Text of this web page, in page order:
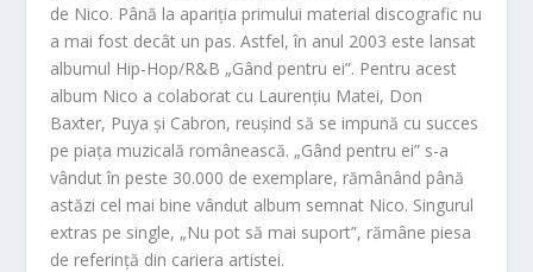
de Nico. Până la apariția primului material discografic nu
a mai fost decât un pas. Astfel, în anul 2003 este lansat
albumul Hip-Hop/R&B „Gând pentru ei”. Pentru acest
album Nico a colaborat cu Laurențiu Matei, Don
Baxter, Puya și Cabron, reușind să se impună cu succes
pe piața muzicală românească. „Gând pentru ei” s-a
vândut în peste 30.000 de exemplare, rămânând până
astăzi cel mai bine vândut album semnat Nico. Singurul
extras pe single, „Nu pot să mai suport”, rămâne piesa
de referință din cariera artistei.